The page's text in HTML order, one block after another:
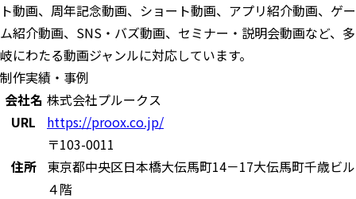
ト動画、周年記念動画、ショート動画、アプリ紹介動画、ゲー
ム紹介動画、SNS・バズ動画、セミナー・説明会動画など、多
岐にわたる動画ジャンルに対応しています。
制作実績・事例
会社名 株式会社プルークス
URL
https://proox.co.jp/
住所
〒103-0011
東京都中央区日本橋大伝馬町14－17大伝馬町千歳ビル
４階